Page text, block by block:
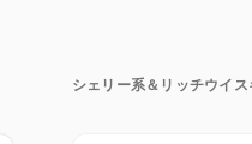
なシェリー樽熟成ウイ
ファミリーに快適に位
シェリー系＆リッチウイ